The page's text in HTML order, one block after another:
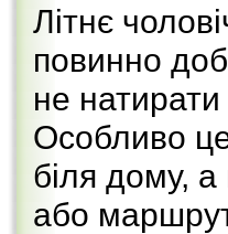
Літнє
повинно
не
Особливо
біля дому, а
або